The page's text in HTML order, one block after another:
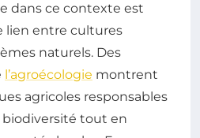
dans ce contexte est
lien entre cultures
naturels. Des
l’agroécologie montrent
agricoles responsables
tout en